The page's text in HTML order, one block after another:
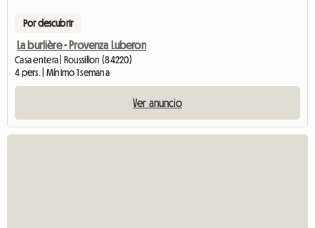
Por descubrir
La burlière - Provenza Luberon
Casa entera | Roussillon (84220)
4 pers. | Mínimo 1 semana
Ver anuncio